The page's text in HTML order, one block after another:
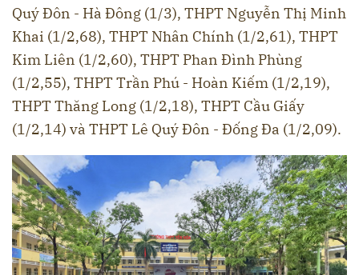
Quý Đôn - Hà Đông (1/3), THPT Nguyễn Thị Minh
Khai (1/2,68), THPT Nhân Chính (1/2,61), THPT
Kim Liên (1/2,60), THPT Phan Đình Phùng
(1/2,55), THPT Trần Phú - Hoàn Kiếm (1/2,19),
THPT Thăng Long (1/2,18), THPT Cầu Giấy
(1/2,14) và THPT Lê Quý Đôn - Đống Đa (1/2,09).